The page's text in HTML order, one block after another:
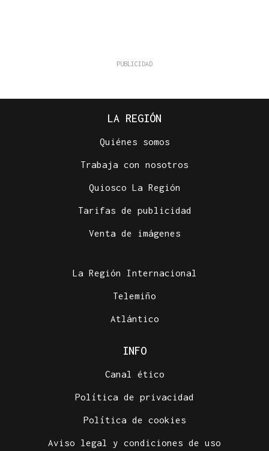
LA REGIÓN
Quiénes somos
Trabaja con nosotros
Quiosco La Región
Tarifas de publicidad
Venta de imágenes
La Región Internacional
Telemiño
Atlántico
INFO
Canal ético
Política de privacidad
Política de cookies
Aviso legal y condiciones de uso